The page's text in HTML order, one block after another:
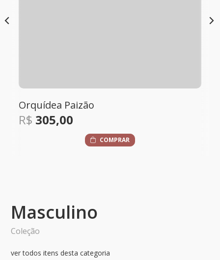
Box Coffee
R$
Masculino
Coleção
ver todos itens desta categoria